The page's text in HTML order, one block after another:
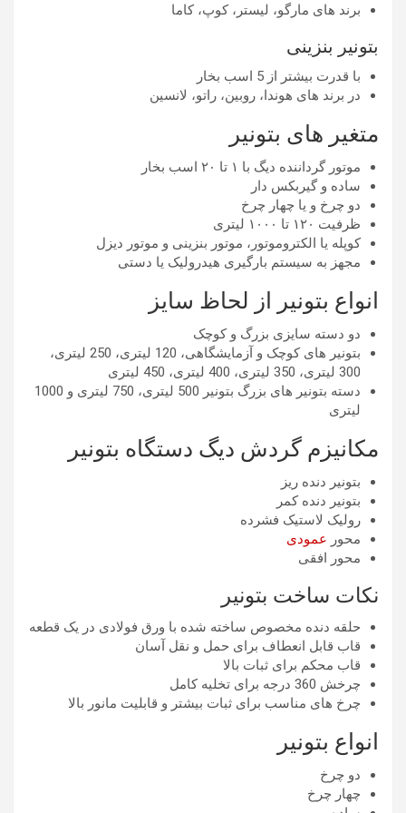
برند های مارگو، لیستر، کوپ، کاما
بتونیر بنزینی
با قدرت بیشتر از 5 اسب بخار
در برند های هوندا، روبین، راتو، لانسین
متغیر های بتونیر
موتور گرداننده دیگ با ۱ تا ۲۰ اسب بخار
ساده و گیربکس دار
دو چرخ و یا چهار چرخ
ظرفیت ۱۲۰ تا ۱۰۰۰ لیتری
کوپله یا الکتروموتور، موتور بنزینی و موتور دیزل
مجهز به سیستم بارگیری هیدرولیک یا دستی
انواع بتونیر از لحاظ سایز
دو دسته سایزی بزرگ و کوچک
بتونیر های کوچک و آزمایشگاهی، 120 لیتری، 250 لیتری،
300 لیتری، 350 لیتری، 400 لیتری، 450 لیتری
دسته بتونیر های بزرگ بتونیر 500 لیتری، 750 لیتری و 1000
لیتری
مکانیزم گردش دیگ دستگاه بتونیر
بتونیر دنده ریز
بتونیر دنده کمر
رولیک لاستیک فشرده
محور عمودی
محور افقی
نکات ساخت بتونیر
حلقه دنده مخصوص ساخته شده با ورق فولادی در یک قطعه
قاب قابل انعطاف برای حمل و نقل آسان
قاب محکم برای ثبات بالا
چرخش 360 درجه برای تخلیه کامل
چرخ های مناسب برای ثبات بیشتر و قابلیت مانور بالا
انواع بتونیر
دو چرخ
چهار چرخ